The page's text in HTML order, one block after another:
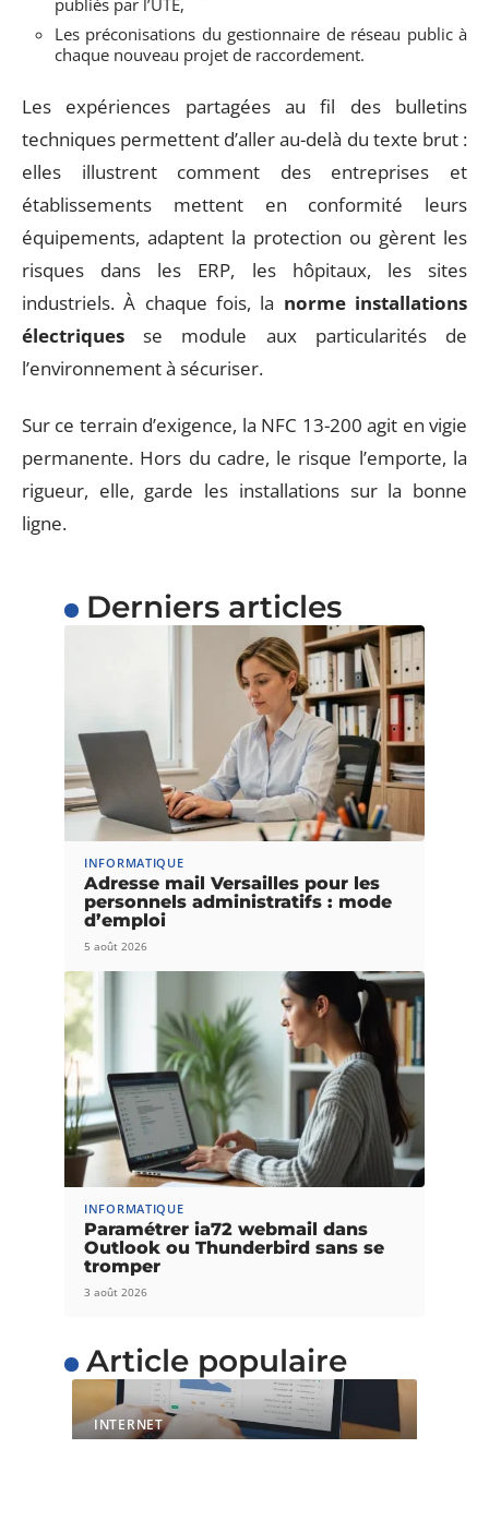
publiés par l’UTE,
Les préconisations du gestionnaire de réseau public à
chaque nouveau projet de raccordement.
Les expériences partagées au fil des bulletins
techniques permettent d’aller au-delà du texte brut :
elles illustrent comment des entreprises et
établissements mettent en conformité leurs
équipements, adaptent la protection ou gèrent les
risques dans les ERP, les hôpitaux, les sites
industriels. À chaque fois, la norme installations
électriques se module aux particularités de
l’environnement à sécuriser.
Sur ce terrain d’exigence, la NFC 13-200 agit en vigie
permanente. Hors du cadre, le risque l’emporte, la
rigueur, elle, garde les installations sur la bonne
ligne.
Derniers articles
INFORMATIQUE
Adresse mail Versailles pour les
personnels administratifs : mode
d’emploi
5 août 2026
INFORMATIQUE
Paramétrer ia72 webmail dans
Outlook ou Thunderbird sans se
tromper
3 août 2026
Article populaire
INTERNET